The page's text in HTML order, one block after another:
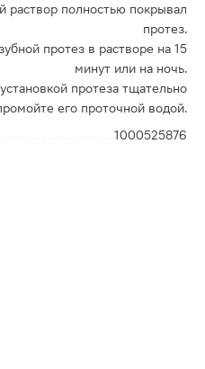
раствор полностью покрывал
протез.
протез в растворе на 15
минут или на ночь.
протеза тщательно
его проточной водой.
1000525876